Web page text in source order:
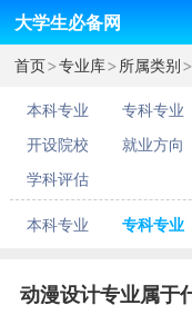
大学生必备网
首页>专业库>所属类别>
本科专业 专科专业
开设院校
就业方向
学科评估
本科专业 专科专业
动漫设计专业属于